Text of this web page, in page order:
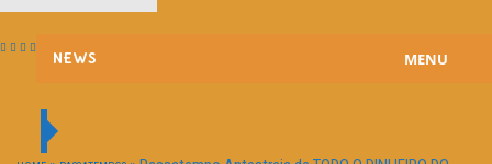
NEWS MENU